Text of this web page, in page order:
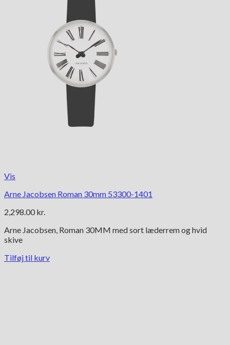
Vis
Arne Jacobsen Roman 30mm 53300-1401
2,298.00 kr.
Arne Jacobsen, Roman 30MM med sort læderrem og hvid
skive
Tilføj til kurv